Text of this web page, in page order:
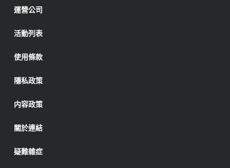
運營公司
活動列表
使用條款
隱私政策
内容政策
關於連結
疑難雜症